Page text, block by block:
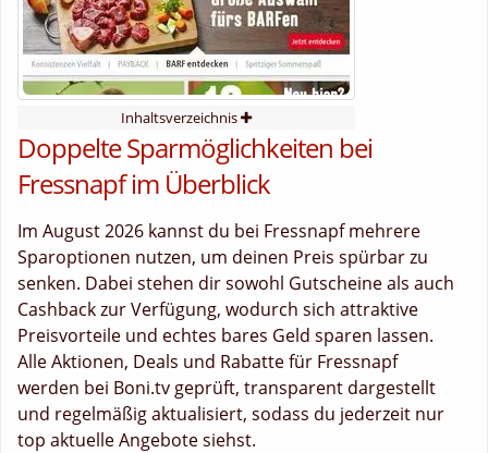
Inhaltsverzeichnis
Doppelte Sparmöglichkeiten bei
Fressnapf im Überblick
Im August 2026 kannst du bei Fressnapf mehrere
Sparoptionen nutzen, um deinen Preis spürbar zu
senken. Dabei stehen dir sowohl Gutscheine als auch
Cashback zur Verfügung, wodurch sich attraktive
Preisvorteile und echtes bares Geld sparen lassen.
Alle Aktionen, Deals und Rabatte für Fressnapf
werden bei Boni.tv geprüft, transparent dargestellt
und regelmäßig aktualisiert, sodass du jederzeit nur
top aktuelle Angebote siehst.